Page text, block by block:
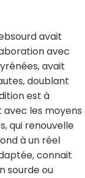
avait
avec
avait
doublant
est à
les moyens
qui renouvelle
à un réel
connait
sourde ou